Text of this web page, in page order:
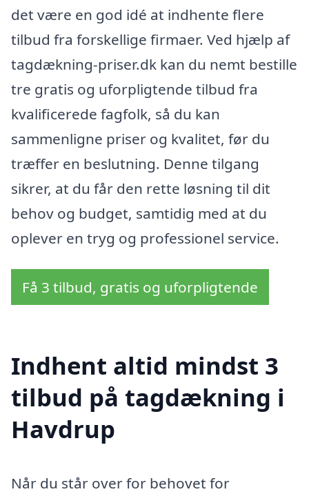
det være en god idé at indhente flere
tilbud fra forskellige firmaer. Ved hjælp af
tagdækning-priser.dk kan du nemt bestille
tre gratis og uforpligtende tilbud fra
kvalificerede fagfolk, så du kan
sammenligne priser og kvalitet, før du
træffer en beslutning. Denne tilgang
sikrer, at du får den rette løsning til dit
behov og budget, samtidig med at du
oplever en tryg og professionel service.
Få 3 tilbud, gratis og uforpligtende
Indhent altid mindst 3
tilbud på tagdækning i
Havdrup
Når du står over for behovet for